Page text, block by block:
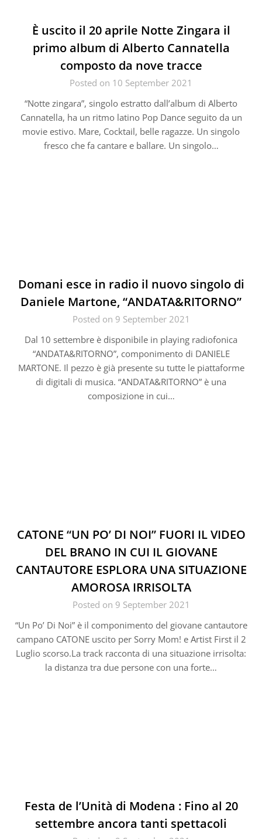
È uscito il 20 aprile Notte Zingara il
primo album di Alberto Cannatella
composto da nove tracce
Posted on 10 September 2021
“Notte zingara”, singolo estratto dall’album di Alberto
Cannatella, ha un ritmo latino Pop Dance seguito da un
movie estivo. Mare, Cocktail, belle ragazze. Un singolo
fresco che fa cantare e ballare. Un singolo…
Domani esce in radio il nuovo singolo di
Daniele Martone, “ANDATA&RITORNO”
Posted on 9 September 2021
Dal 10 settembre è disponibile in playing radiofonica
“ANDATA&RITORNO”, componimento di DANIELE
MARTONE. Il pezzo è già presente su tutte le piattaforme
di digitali di musica. “ANDATA&RITORNO” è una
composizione in cui…
CATONE “UN PO’ DI NOI” FUORI IL VIDEO
DEL BRANO IN CUI IL GIOVANE
CANTAUTORE ESPLORA UNA SITUAZIONE
AMOROSA IRRISOLTA
Posted on 9 September 2021
“Un Po’ Di Noi” è il componimento del giovane cantautore
campano CATONE uscito per Sorry Mom! e Artist First il 2
Luglio scorso.La track racconta di una situazione irrisolta:
la distanza tra due persone con una forte…
Festa de l’Unità di Modena : Fino al 20
settembre ancora tanti spettacoli